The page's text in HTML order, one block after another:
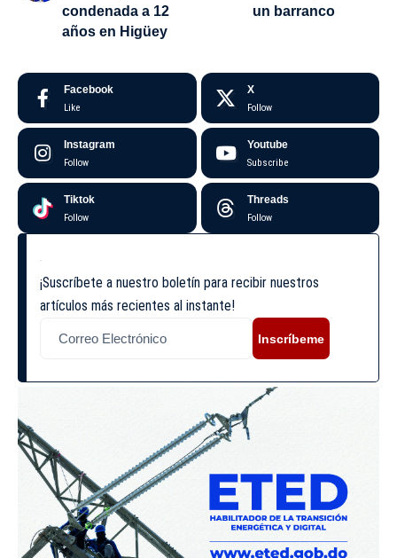
condenada a 12
años en Higüey
un barranco
Facebook
Like
X
Follow
Instagram
Follow
Youtube
Subscribe
Tiktok
Follow
Threads
Follow
¡Suscríbete a nuestro boletín para recibir nuestros
artículos más recientes al instante!
Inscríbeme